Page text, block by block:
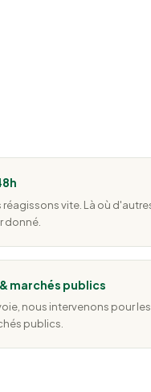
réagissons vite. Là où
donné.
marchés publics
nous intervenons pour
publics.